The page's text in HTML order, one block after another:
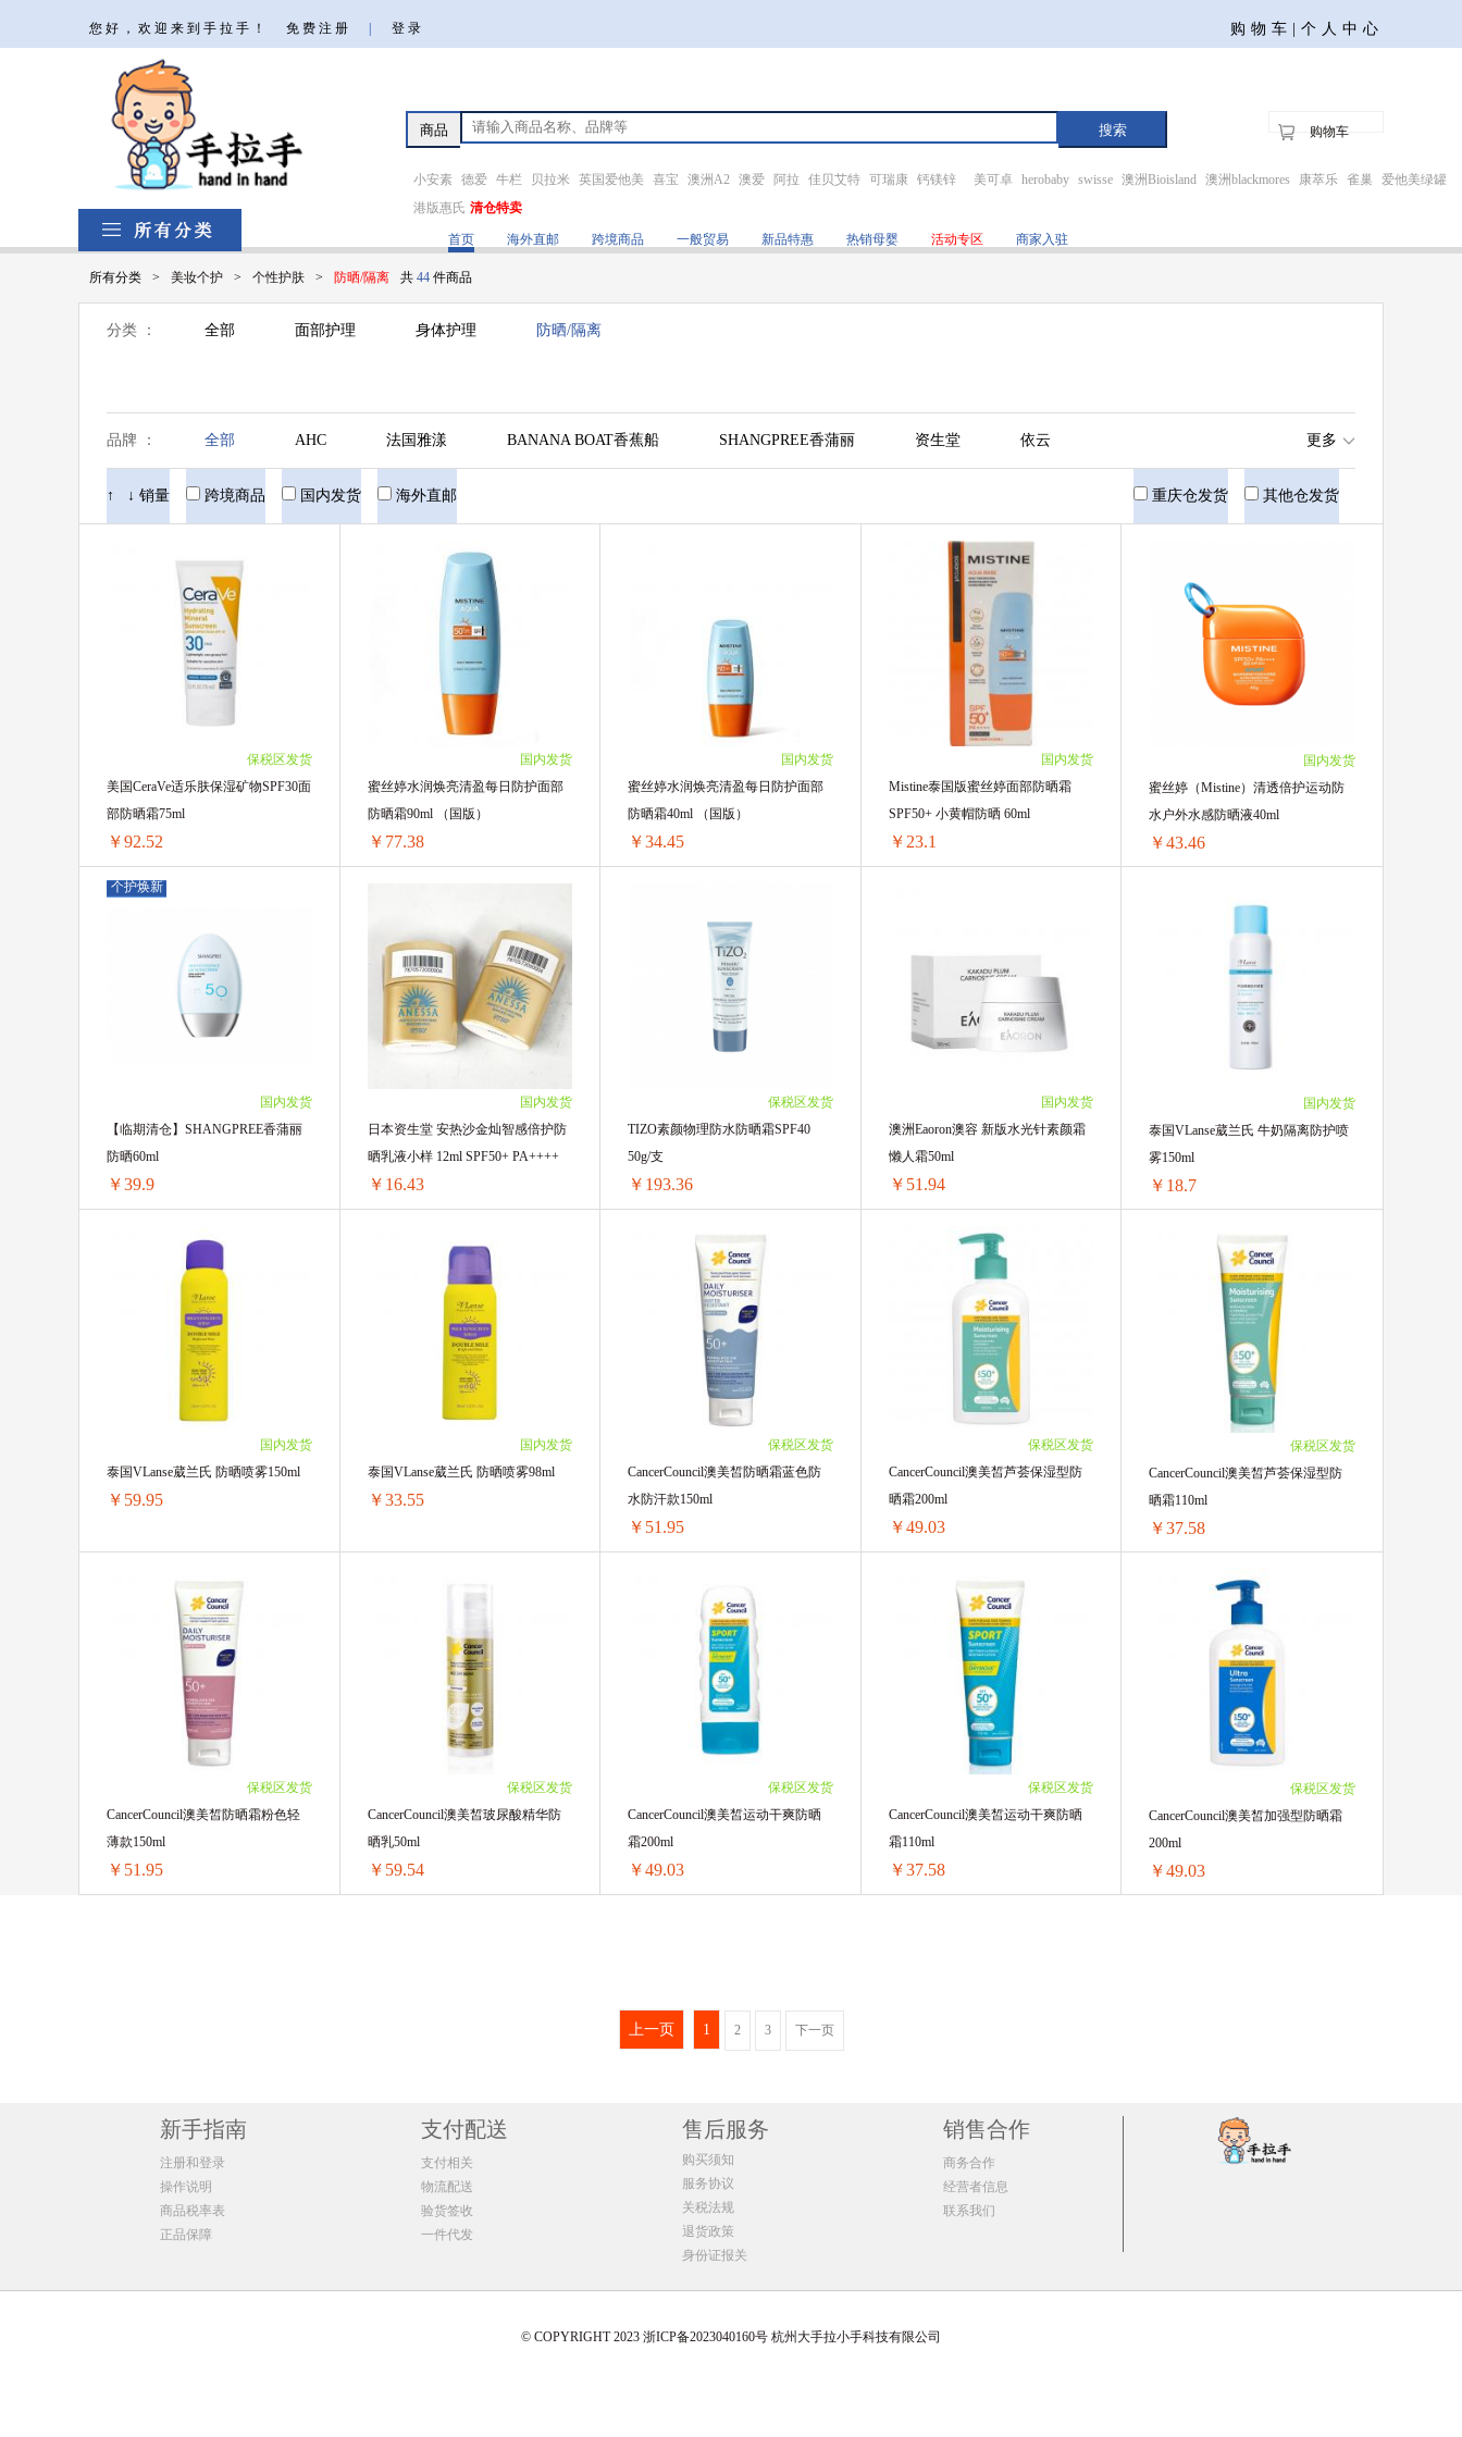
您好，欢迎来到手拉手！ 免费注册 登录 个人中心
购物车|
小安素 德爱 牛栏 贝拉米 英国爱他美 喜宝 澳洲A2 澳爱 阿拉 佳贝艾特 可瑞康 钙镁锌 美可卓 herobaby swisse 澳洲Bioisland 澳洲blackmores 康萃乐 雀巢
爱他美绿罐
港版惠氏 清仓特卖
购物车
首页 海外直邮 跨境商品 一般贸易 新品特惠 热销母婴 活动专区 商家入驻
所有分类 > 美妆个护 > 个性护肤 > 防晒/隔离 共 44 件商品
分类 ： 全部 面部护理 身体护理 防晒/隔离
品牌 ： 全部 AHC 法国雅漾 BANANA BOAT香蕉船 SHANGPREE香蒲丽 资生堂 依云
CANCER COUNCIL Naris娜丽丝
vlanse/葳兰氏
Lishan莉思然
更多
↑ ↓ 销量 跨境商品 国内发货 海外直邮 其他仓发货
重庆仓发货
保税区发货
美国CeraVe适乐肤保湿矿物SPF30面
部防晒霜75ml
￥92.52
1支 ￥99.46(￥99.46/单支)
2支 ￥190.82(￥95.41/单支)
4支 ￥379.32(￥94.83/单支)
6支 ￥565.5(￥94.25/单支)
12支 ￥1110.24(￥92.52/单支)
国内发货
蜜丝婷水润焕亮清盈每日防护面部
防晒霜90ml （国版）
￥77.38
1支 ￥78.44(￥78.44/单支)
2支 ￥155.82(￥77.91/单支)
3支 ￥232.14(￥77.38/单支)
国内发货
蜜丝婷水润焕亮清盈每日防护面部
防晒霜40ml （国版）
￥34.45
1支 ￥34.98(￥34.98/单支)
2支 ￥69.54(￥34.77/单支)
3支 ￥103.35(￥34.45/单支)
国内发货
Mistine泰国版蜜丝婷面部防晒霜
SPF50+ 小黄帽防晒 60ml
￥23.1
1盒 ￥30.45(￥30.45/单盒)
6盒 ￥163.8(￥27.3/单盒)
12盒 ￥315(￥26.25/单盒)
48盒 ￥1159.2(￥24.15/单盒)
144盒 ￥3326.4(￥23.1/单盒)
国内发货
蜜丝婷（Mistine）清透倍护运动防
水户外水感防晒液40ml
￥43.46
1盒 ￥47.7(￥47.7/单盒)
2盒 ￥92.22(￥46.11/单盒)
3盒 ￥135.15(￥45.05/单盒)
4盒 ￥178.08(￥44.52/单盒)
5盒 ￥217.3(￥43.46/单盒)
个护焕新
国内发货
【临期清仓】SHANGPREE香蒲丽
防晒60ml
￥39.9
1瓶 ￥42(￥42/单瓶)
2瓶 ￥81.9(￥40.95/单瓶)
5瓶 ￥199.5(￥39.9/单瓶)
国内发货
日本资生堂 安热沙金灿智感倍护防
晒乳液小样 12ml SPF50+ PA++++
￥16.43
1瓶 ￥22.26(￥22.26/单瓶)
3瓶 ￥57.24(￥19.08/单瓶)
6瓶 ￥111.3(￥18.55/单瓶)
12瓶 ￥216.24(￥18.02/单瓶)
24瓶 ￥419.76(￥17.49/单瓶)
120瓶 ￥1971.6(￥16.43/单瓶)
48瓶 ￥814.08(￥16.96/单瓶)
保税区发货
TIZO素颜物理防水防晒霜SPF40
50g/支
￥193.36
1支 ￥200.31(￥200.31/单支)
2支 ￥392.36(￥196.18/单支)
4支 ￥778.84(￥194.71/单支)
6支 ￥1162.98(￥193.83/单支)
8支 ￥1549.52(￥193.69/单支)
10支 ￥1933.6(￥193.36/单支)
国内发货
澳洲Eaoron澳容 新版水光针素颜霜
懒人霜50ml
￥51.94
1盒 ￥56.18(￥56.18/单盒)
2盒 ￥108.12(￥54.06/单盒)
3盒 ￥160.59(￥53.53/单盒)
4盒 ￥212(￥53/单盒)
6盒 ￥311.64(￥51.94/单盒)
国内发货
泰国VLanse葳兰氏 牛奶隔离防护喷
雾150ml
￥18.7
1瓶 ￥20.35(￥20.35/单瓶)
2瓶 ￥37.4(￥18.7/单瓶)
国内发货
泰国VLanse葳兰氏 防晒喷雾150ml
￥59.95
泰国VLanse葳兰氏 防晒喷雾150ml
1瓶 ￥61.6(￥61.6/单瓶)
2瓶 ￥119.9(￥59.95/单瓶)
国内发货
泰国VLanse葳兰氏 防晒喷雾98ml
￥33.55
1瓶 ￥35.2(￥35.2/单瓶)
2瓶 ￥67.1(￥33.55/单瓶)
保税区发货
CancerCouncil澳美皙防晒霜蓝色防
水防汗款150ml
￥51.95
1支 ￥61.99(￥61.99/单支)
2支 ￥113.46(￥56.73/单支)
3支 ￥164.97(￥54.99/单支)
4支 ￥216.2(￥54.05/单支)
5支 ￥267.9(￥53.58/单支)
6支 ￥319.38(￥53.23/单支)
8支 ￥422.08(￥52.76/单支)
10支 ￥525.3(￥52.53/单支)
20支 ￥1039(￥51.95/单支)
保税区发货
CancerCouncil澳美皙芦荟保湿型防
晒霜200ml
￥49.03
1支 ￥58.84(￥58.84/单支)
2支 ￥107.16(￥53.58/单支)
3支 ￥155.49(￥51.83/单支)
4支 ￥203.6(￥50.9/单支)
5支 ￥252.15(￥50.43/单支)
6支 ￥300.48(￥50.08/单支)
8支 ￥396.96(￥49.62/单支)
10支 ￥492.6(￥49.26/单支)
20支 ￥980.6(￥49.03/单支)
保税区发货
CancerCouncil澳美皙芦荟保湿型防
晒霜110ml
￥37.58
1支 ￥47.63(￥47.63/单支)
2支 ￥84.74(￥42.37/单支)
3支 ￥121.89(￥40.63/单支)
4支 ￥158.76(￥39.69/单支)
5支 ￥196.1(￥39.22/单支)
6支 ￥233.22(￥38.87/单支)
8支 ￥307.2(￥38.4/单支)
10支 ￥381.7(￥38.17/单支)
20支 ￥751.6(￥37.58/单支)
保税区发货
CancerCouncil澳美皙防晒霜粉色轻
薄款150ml
￥51.95
6支 ￥319.38(￥53.23/单支)
10支 ￥525.3(￥52.53/单支)
20支 ￥1039(￥51.95/单支)
保税区发货
CancerCouncil澳美皙玻尿酸精华防
晒乳50ml
￥59.54
6支 ￥362.82(￥60.47/单支)
10支 ￥597.6(￥59.76/单支)
20支 ￥1190.8(￥59.54/单支)
保税区发货
CancerCouncil澳美皙运动干爽防晒
霜200ml
￥49.03
2支 ￥107.16(￥53.58/单支)
6支 ￥300.48(￥50.08/单支)
8支 ￥499.68(￥62.46/单支)
10支 ￥493.8(￥49.38/单支)
20支 ￥980.6(￥49.03/单支)
保税区发货
CancerCouncil澳美皙运动干爽防晒
霜110ml
￥37.58
6支 ￥233.22(￥38.87/单支)
10支 ￥381.7(￥38.17/单支)
20支 ￥751.6(￥37.58/单支)
保税区发货
CancerCouncil澳美皙加强型防晒霜
200ml
￥49.03
6支 ￥300.48(￥50.08/单支)
8支 ￥499.68(￥62.46/单支)
上一页 1 2 3 下一页
新手指南
注册和登录
操作说明
商品税率表
正品保障
支付配送
支付相关
物流配送
验货签收
一件代发
售后服务
购买须知
服务协议
关税法规
退货政策
身份证报关
销售合作
商务合作
经营者信息
联系我们
© COPYRIGHT 2023 浙ICP备2023040160号 杭州大手拉小手科技有限公司